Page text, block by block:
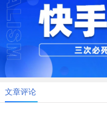
文章评论